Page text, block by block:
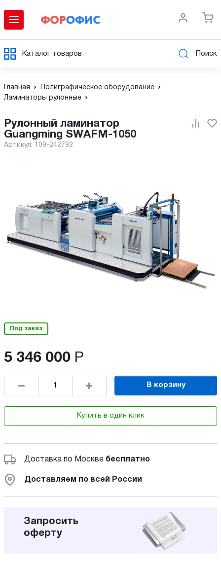
Каталог товаров Поиск
Главная
Полиграфическое оборудование
Ламинаторы рулонные
Рулонный ламинатор
Guangming SWAFM-1050
Артикул: 109-242792
Под заказ
5 346 000 Р
В корзину
Купить в один клик
Доставка по Москве бесплатно
Доставляем по всей России
Запросить
оферту